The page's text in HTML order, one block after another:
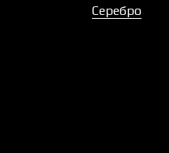
Серебро